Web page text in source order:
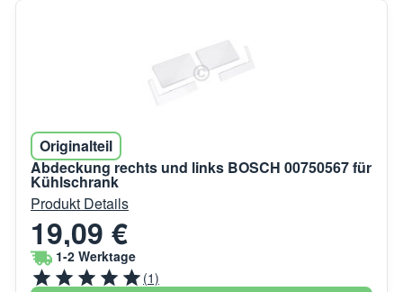
Originalteil
Abdeckung rechts und links BOSCH 00750567 für
Kühlschrank
Produkt Details
19,09 €
1-2 Werktage
(1)